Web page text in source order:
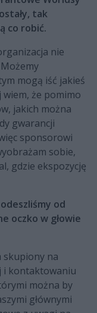
tak
co robić.
nie
mogą iść jakieś
że pomimo
jakich można
gwarancji
sponsorowi
sobie,
gdzie ekspozycję
od
oczko w głowie
skupiony na
i kontaktowaniu
można by
głównymi